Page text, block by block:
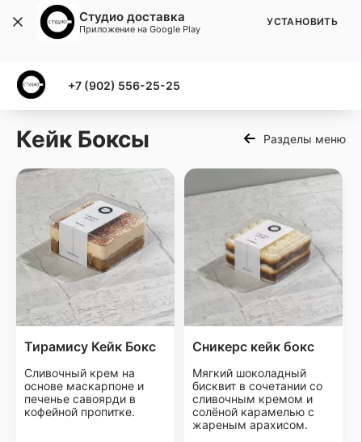
+7 (902) 556-25-25
Кейк Боксы Разделы меню
Тирамису Кейк Бокс
Сливочный крем на
основе маскарпоне и
печенье савоярди в
кофейной пропитке.
Сникерс кейк бокс
Мягкий шоколадный
бисквит в сочетании со
сливочным кремом и
солёной карамелью с
жареным арахисом.
Студио доставка
Приложение на Google Play
УСТАНОВИТЬ